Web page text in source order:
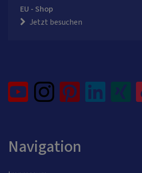
EU - Shop
Jetzt besuchen
Navigation